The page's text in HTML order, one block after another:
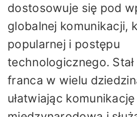
dostosowuje się pod
globalnej komunikacji,
popularnej i postępu
technologicznego. Stał
franca w wielu
ułatwiając komunikację